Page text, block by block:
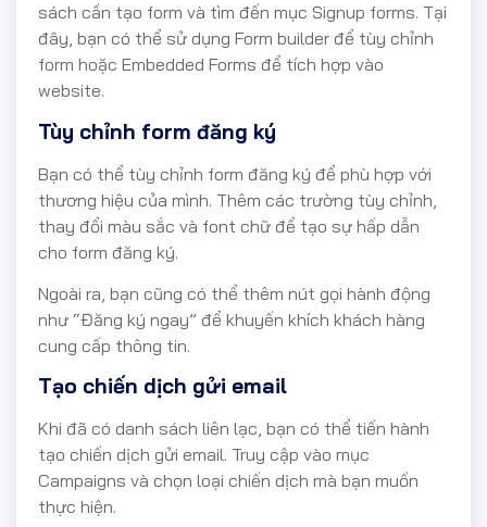
sách cần tạo form và tìm đến mục Signup forms. Tại
đây, bạn có thể sử dụng Form builder để tùy chỉnh
form hoặc Embedded Forms để tích hợp vào
website.
Tùy chỉnh form đăng ký
Bạn có thể tùy chỉnh form đăng ký để phù hợp với
thương hiệu của mình. Thêm các trường tùy chỉnh,
thay đổi màu sắc và font chữ để tạo sự hấp dẫn
cho form đăng ký.
Ngoài ra, bạn cũng có thể thêm nút gọi hành động
như “Đăng ký ngay” để khuyến khích khách hàng
cung cấp thông tin.
Tạo chiến dịch gửi email
Khi đã có danh sách liên lạc, bạn có thể tiến hành
tạo chiến dịch gửi email. Truy cập vào mục
Campaigns và chọn loại chiến dịch mà bạn muốn
thực hiện.